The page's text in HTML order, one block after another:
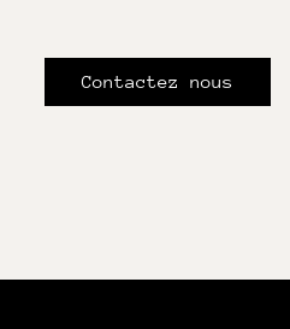
Contactez nous